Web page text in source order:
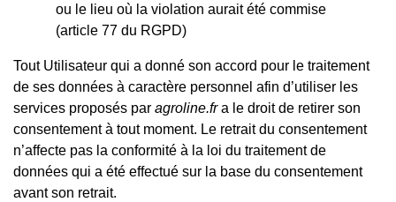
ou le lieu où la violation aurait été commise
(article 77 du RGPD)
Tout Utilisateur qui a donné son accord pour le traitement
de ses données à caractère personnel afin d’utiliser les
services proposés par agroline.fra le droit de retirer son
consentement à tout moment. Le retrait du consentement
n’affecte pas la conformité à la loi du traitement de
données qui a été effectué sur la base du consentement
avant son retrait.